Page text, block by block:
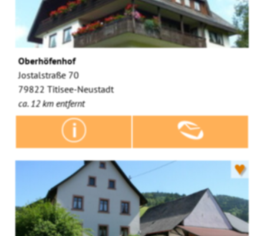
Oberhöfenhof
Jostalstraße 70
79822 Titisee-Neustadt
ca. 12 km entfernt
♥